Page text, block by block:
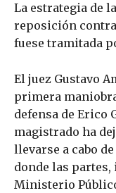
La estrategia de
reposición
fuese tramitada
El juez Gustavo
primera
defensa de Erico
magistrado ha
llevarse a cabo
donde las
Ministerio